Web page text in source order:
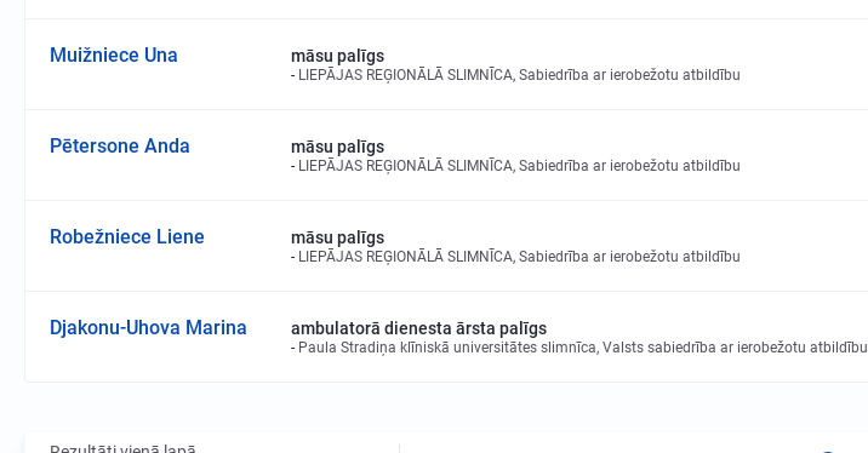
Muižniece Una māsu palīgs
LIEPĀJAS REĢIONĀLĀ SLIMNĪCA, Sabiedrība ar ierobežotu atbildību
Pētersone Anda māsu palīgs
LIEPĀJAS REĢIONĀLĀ SLIMNĪCA, Sabiedrība ar ierobežotu atbildību
Robežniece Liene māsu palīgs
LIEPĀJAS REĢIONĀLĀ SLIMNĪCA, Sabiedrība ar ierobežotu atbildību
Djakonu-Uhova Marina ambulatorā dienesta ārsta palīgs
Paula Stradiņa klīniskā universitātes slimnīca, Valsts sabiedrība ar ierobežotu atbildību